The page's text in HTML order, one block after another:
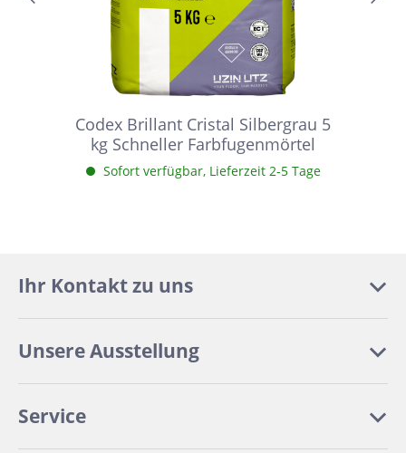
Codex Brillant Cristal Silbergrau 5
kg Schneller Farbfugenmörtel
Sofort verfügbar, Lieferzeit 2-5 Tage
Ihr Kontakt zu uns
Unsere Ausstellung
Service